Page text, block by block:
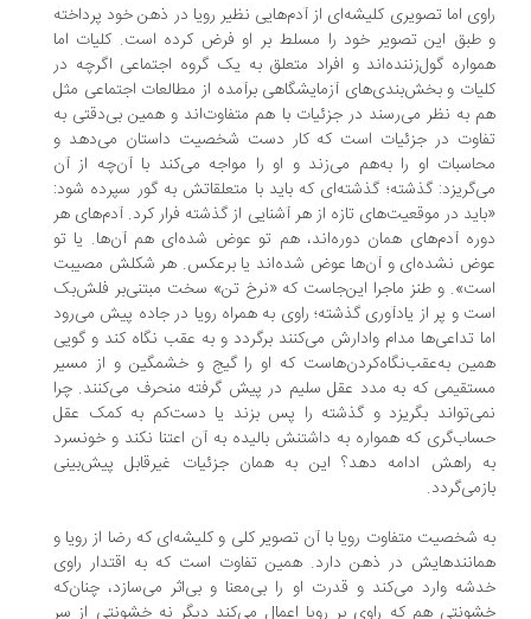
اما تصویری کلیشه‌ای از آدم‌هایی نظیر رویا در ذهن خود پرداخته
این تصویر خود را مسلط بر او فرض کرده است. کلیات اما
گول‌زننده‌اند و افراد متعلق به یک گروه اجتماعی اگرچه در
و بخش‌بندی‌های آزمایشگاهی برآمده از مطالعات اجتماعی مثل
به نظر می‌رسند در جزئیات با هم متفاوت‌اند و همین بی‌دقتی به
در جزئیات است که کار دست شخصیت داستان می‌دهد و
او را به‌هم می‌زند و او را مواجه می‌کند با آن‌چه از آن
گذشته؛ گذشته‌ای که باید با متعلقاتش به گور سپرده شود:
در موقعیت‌های تازه از هر آشنایی از گذشته فرار کرد. آدم‌های هر
آدم‌های همان دوره‌اند، هم تو عوض شده‌ای هم آن‌ها. یا تو
نشده‌ای و آن‌ها عوض شده‌اند یا برعکس. هر شکلش مصیبت
و طنز ماجرا این‌جاست که «نرخ تن» سخت مبتنی‌بر فلش‌بک
و پر از یادآوری گذشته؛ راوی به همراه رویا در جاده پیش می‌رود
تداعی‌ها مدام وادارش می‌کنند برگردد و به عقب نگاه کند و گویی
به‌عقب‌نگاه‌کردن‌هاست که او را گیج و خشمگین و از مسیر
که به مدد عقل سلیم در پیش گرفته منحرف می‌کنند. چرا
بگریزد و گذشته را پس بزند یا دست‌کم به کمک عقل
که همواره به داشتنش بالیده به آن اعتنا نکند و خونسرد
راهش ادامه دهد؟ این به همان جزئیات غیرقابل پیش‌بینی
شخصیت متفاوت رویا با آن تصویر کلی و کلیشه‌ای که رضا از رویا و
در ذهن دارد. همین تفاوت است که به اقتدار راوی
وارد می‌کند و قدرت او را بی‌معنا و بی‌اثر می‌سازد، چنان‌که
هم که راوی بر رویا اعمال می‌کند دیگر نه خشونتی از سرِ